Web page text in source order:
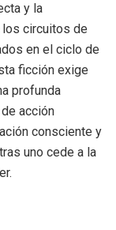
y la
circuitos de
en el ciclo de
ficción exige
profunda
acción
consciente y
uno cede a la